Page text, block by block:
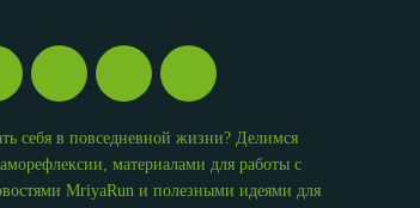
себя в повседневной жизни? Делимся
материалами для работы с
MriyaRun и полезными идеями для